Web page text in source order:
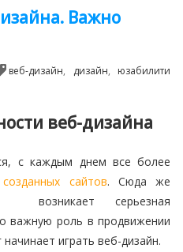
Важно
веб-дизайн, дизайн, юзабилити
веб-дизайна
с каждым днем все более
созданных сайтов. Сюда же
возникает серьезная
важную роль в продвижении
играть веб-дизайн.